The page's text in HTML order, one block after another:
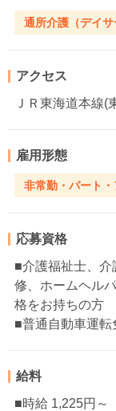
通所介護（デイサ
アクセス
ＪＲ東海道本線(
雇用形態
非常勤・パート・
応募資格
■介護福祉士、
修、ホームヘル
格をお持ちの方
■普通自動車運転
給料
■時給 1,225円～